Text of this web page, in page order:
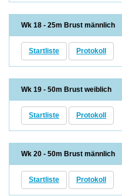
Wk 18 - 25m Brust männlich
Startliste Protokoll
Wk 19 - 50m Brust weiblich
Startliste Protokoll
Wk 20 - 50m Brust männlich
Startliste Protokoll